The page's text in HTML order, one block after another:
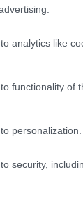
analytics like
functionality of
personalization.
security,
other user
szervezésében